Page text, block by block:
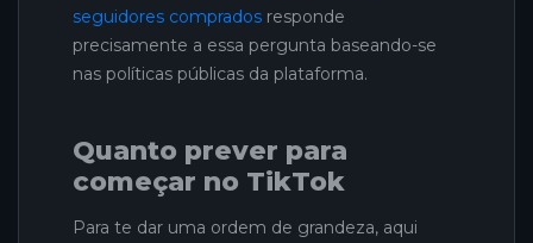
seguidores comprados responde
precisamente a essa pergunta baseando-se
nas políticas públicas da plataforma.
Quanto prever para
começar no TikTok
Para te dar uma ordem de grandeza, aqui